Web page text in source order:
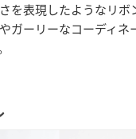
を表現したようなリボ
ガーリーなコーディネ